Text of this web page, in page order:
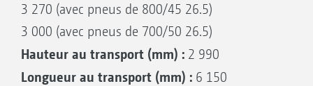
3 270 (avec pneus de 800/45 26.5)
3 000 (avec pneus de 700/50 26.5)
Hauteur au transport (mm) : 2 990
Longueur au transport (mm) : 6 150